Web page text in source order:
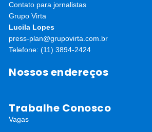
Contato para jornalistas
Grupo Virta
Lucila Lopes
press-plan@grupovirta.com.br
Telefone: (11) 3894-2424
Nossos endereços
Trabalhe Conosco
Vagas